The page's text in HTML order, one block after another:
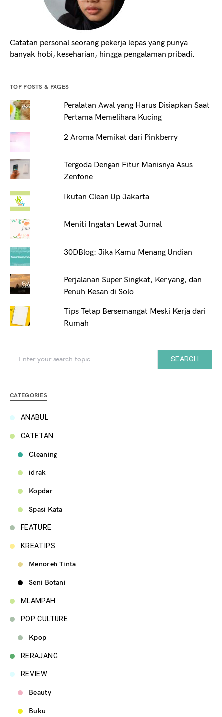
Catatan personal seorang pekerja lepas yang punya
banyak hobi, keseharian, hingga pengalaman pribadi.
TOP POSTS & PAGES
Peralatan Awal yang Harus Disiapkan Saat
Pertama Memelihara Kucing
2 Aroma Memikat dari Pinkberry
Tergoda Dengan Fitur Manisnya Asus
Zenfone
Ikutan Clean Up Jakarta
Meniti Ingatan Lewat Jurnal
30DBlog: Jika Kamu Menang Undian
Perjalanan Super Singkat, Kenyang, dan
Penuh Kesan di Solo
Tips Tetap Bersemangat Meski Kerja dari
Rumah
SEARCH
CATEGORIES
ANABUL
CATETAN
Cleaning
idrak
Kopdar
Spasi Kata
FEATURE
KREATIPS
Menoreh Tinta
Seni Botani
MLAMPAH
POP CULTURE
Kpop
RERAJANG
REVIEW
Beauty
Buku